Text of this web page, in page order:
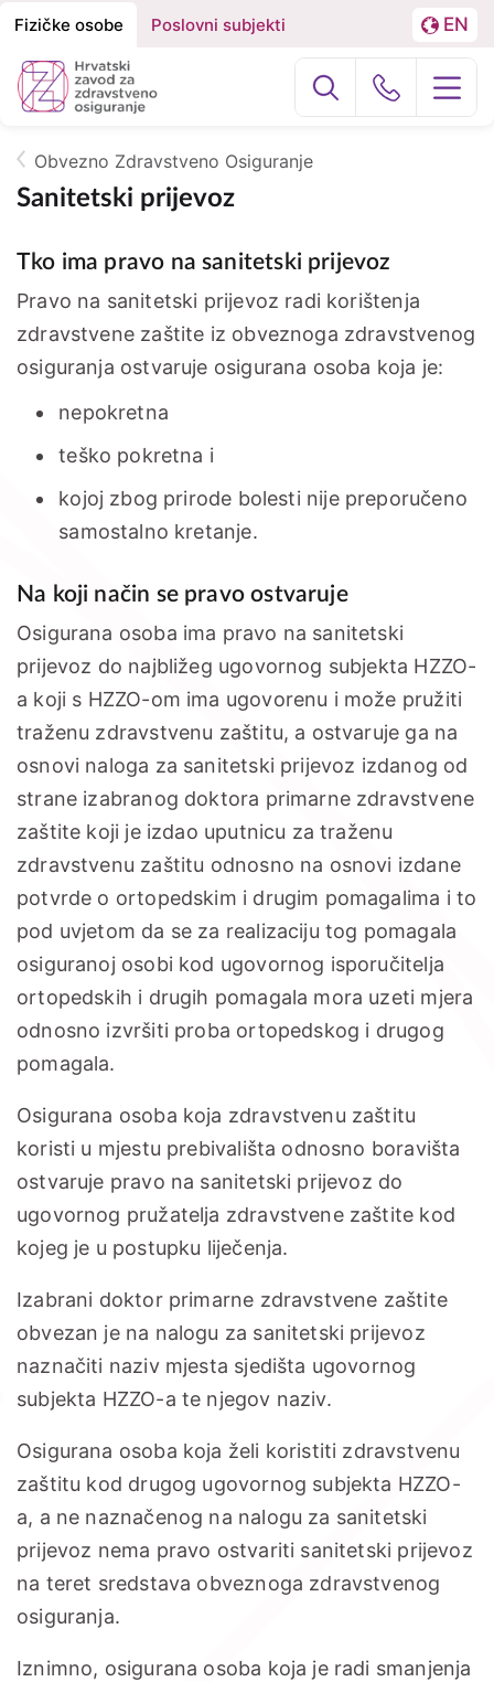
na
Fizičke
osobe
i
subjekte
Fizičke osobe Poslovni subjekti EN
Breadcrumb
Obvezno Zdravstveno Osiguranje
Sanitetski prijevoz
Tko ima pravo na sanitetski prijevoz
Pravo na sanitetski prijevoz radi korištenja
zdravstvene zaštite iz obveznoga zdravstvenog
osiguranja ostvaruje osigurana osoba koja je:
nepokretna
teško pokretna i
kojoj zbog prirode bolesti nije preporučeno
samostalno kretanje.
Na koji način se pravo ostvaruje
Osigurana osoba ima pravo na sanitetski
prijevoz do najbližeg ugovornog subjekta HZZO-
a koji s HZZO-om ima ugovorenu i može pružiti
traženu zdravstvenu zaštitu, a ostvaruje ga na
osnovi naloga za sanitetski prijevoz izdanog od
strane izabranog doktora primarne zdravstvene
zaštite koji je izdao uputnicu za traženu
zdravstvenu zaštitu odnosno na osnovi izdane
potvrde o ortopedskim i drugim pomagalima i to
pod uvjetom da se za realizaciju tog pomagala
osiguranoj osobi kod ugovornog isporučitelja
ortopedskih i drugih pomagala mora uzeti mjera
odnosno izvršiti proba ortopedskog i drugog
pomagala.
Osigurana osoba koja zdravstvenu zaštitu
koristi u mjestu prebivališta odnosno boravišta
ostvaruje pravo na sanitetski prijevoz do
ugovornog pružatelja zdravstvene zaštite kod
kojeg je u postupku liječenja.
Izabrani doktor primarne zdravstvene zaštite
obvezan je na nalogu za sanitetski prijevoz
naznačiti naziv mjesta sjedišta ugovornog
subjekta HZZO-a te njegov naziv.
Osigurana osoba koja želi koristiti zdravstvenu
zaštitu kod drugog ugovornog subjekta HZZO-
a, a ne naznačenog na nalogu za sanitetski
prijevoz nema pravo ostvariti sanitetski prijevoz
na teret sredstava obveznoga zdravstvenog
osiguranja.
Iznimno, osigurana osoba koja je radi smanjenja
Izbornik
Poslovni
O nama
Zdravstvena zaštita u inozemstvu
e-Zdravstveno
Projekti